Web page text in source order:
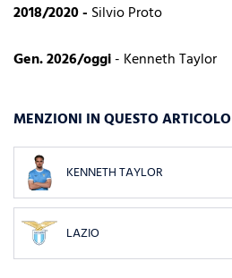
2018/2020 - Silvio Proto
Gen. 2026/oggi- Kenneth Taylor
MENZIONI IN QUESTO ARTICOLO
KENNETH TAYLOR
LAZIO